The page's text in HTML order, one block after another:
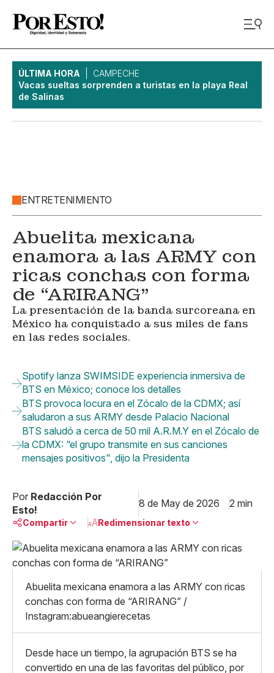
ÚLTIMA HORA
CAMPECHE
Vacas sueltas sorprenden a turistas en la playa Real
de Salinas
ENTRETENIMIENTO
Abuelita mexicana
enamora a las ARMY con
ricas conchas con forma
de “ARIRANG”
La presentación de la banda surcoreana en
México ha conquistado a sus miles de fans
en las redes sociales.
Spotify lanza SWIMSIDE experiencia inmersiva de
BTS en México; conoce los detalles
BTS provoca locura en el Zócalo de la CDMX; así
saludaron a sus ARMY desde Palacio Nacional
BTS saludó a cerca de 50 mil A.R.M.Y en el Zócalo de
la CDMX: “el grupo transmite en sus canciones
mensajes positivos", dijo la Presidenta
Por Redacción Por
Esto!
8 de May de 2026 2 min
Compartir
Linkedin
X
Whatsapp
Copiar enlace
Redimensionar texto
Pequeño
Mediano
Grande
Abuelita mexicana enamora a las ARMY con ricas
conchas con forma de “ARIRANG” /
Instagram:abueangierecetas
Desde hace un tiempo, la agrupación BTS se ha
convertido en una de las favoritas del público, por